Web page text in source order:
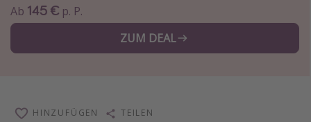
Alle Reisethemen
Wochenendtrip
Ab 145 € p. P.
ZUM DEAL
HINZUFÜGEN TEILEN